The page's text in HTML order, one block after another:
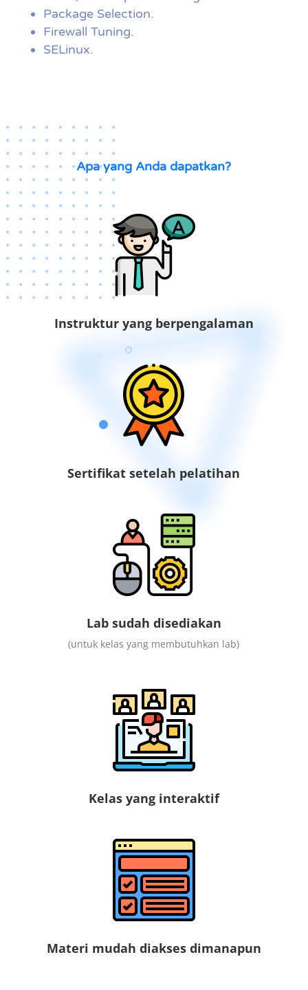
Package Selection.
Firewall Tuning.
SELinux.
Apa yang Anda dapatkan?
Instruktur yang berpengalaman
Sertifikat setelah pelatihan
Lab sudah disediakan
(untuk kelas yang membutuhkan lab)
Kelas yang interaktif
Materi mudah diakses dimanapun